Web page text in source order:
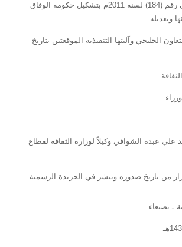
وعلى القرار الجمهوري رقم (184) لسنة 2011م بتشكيل حكومة الوفاق
وتعديله.
الخليجي وآليتها التنفيذية الموقعتين بتاريخ
/ عائد علي عبده الشوافي وكيلاً لوزارة الثقافة لقطاع
ـ بصنعاء